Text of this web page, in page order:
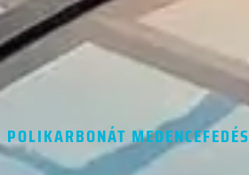
POLIKARBONÁT MEDENCEFEDÉS